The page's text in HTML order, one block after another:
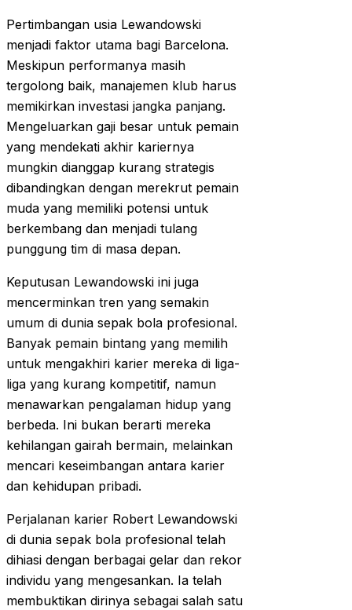
Pertimbangan usia Lewandowski
menjadi faktor utama bagi Barcelona.
Meskipun performanya masih
tergolong baik, manajemen klub harus
memikirkan investasi jangka panjang.
Mengeluarkan gaji besar untuk pemain
yang mendekati akhir kariernya
mungkin dianggap kurang strategis
dibandingkan dengan merekrut pemain
muda yang memiliki potensi untuk
berkembang dan menjadi tulang
punggung tim di masa depan.
Keputusan Lewandowski ini juga
mencerminkan tren yang semakin
umum di dunia sepak bola profesional.
Banyak pemain bintang yang memilih
untuk mengakhiri karier mereka di liga-
liga yang kurang kompetitif, namun
menawarkan pengalaman hidup yang
berbeda. Ini bukan berarti mereka
kehilangan gairah bermain, melainkan
mencari keseimbangan antara karier
dan kehidupan pribadi.
Perjalanan karier Robert Lewandowski
di dunia sepak bola profesional telah
dihiasi dengan berbagai gelar dan rekor
individu yang mengesankan. Ia telah
membuktikan dirinya sebagai salah satu